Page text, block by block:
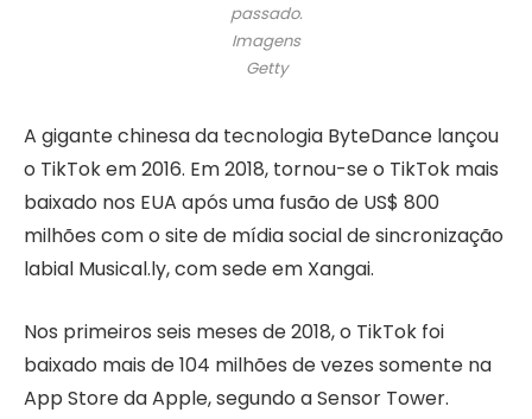
passado.
Imagens
Getty
A gigante chinesa da tecnologia ByteDance lançou
o TikTok em 2016. Em 2018, tornou-se o TikTok mais
baixado nos EUA após uma fusão de US$ 800
milhões com o site de mídia social de sincronização
labial Musical.ly, com sede em Xangai.
Nos primeiros seis meses de 2018, o TikTok foi
baixado mais de 104 milhões de vezes somente na
App Store da Apple, segundo a Sensor Tower.